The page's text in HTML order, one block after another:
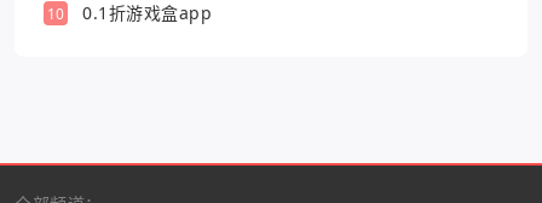
10 0.1折游戏盒app